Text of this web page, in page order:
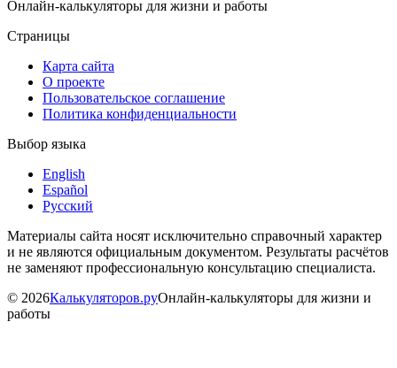
Онлайн-калькуляторы для жизни и работы
Страницы
Карта сайта
О проекте
Пользовательское соглашение
Политика конфиденциальности
Выбор языка
English
Español
Русский
Материалы сайта носят исключительно справочный характер
и не являются официальным документом. Результаты расчётов
не заменяют профессиональную консультацию специалиста.
© 2026Калькуляторов.руОнлайн-калькуляторы для жизни и
работы